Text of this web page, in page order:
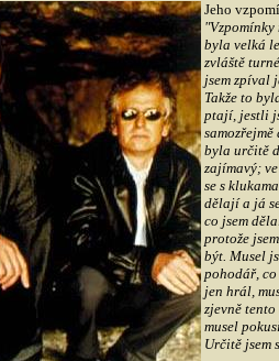
Jeho
byla velká
zvláště
jsem zpíval
Takže to
ptají, jestli
byla určitě
zajímavý;
se s
dělají a já
co jsem
protože
být. Musel
pohodář,
jen hrál,
zjevně
musel
Určitě jsem